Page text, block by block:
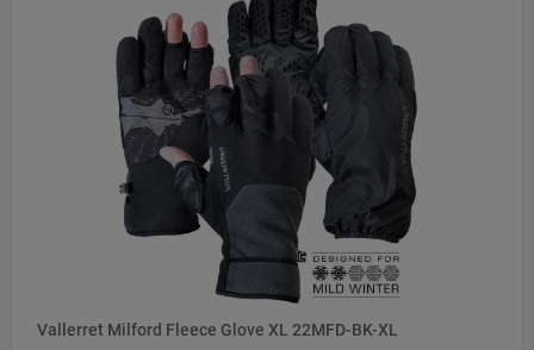
Vallerret Milford Fleece Glove XL 22MFD-BK-XL